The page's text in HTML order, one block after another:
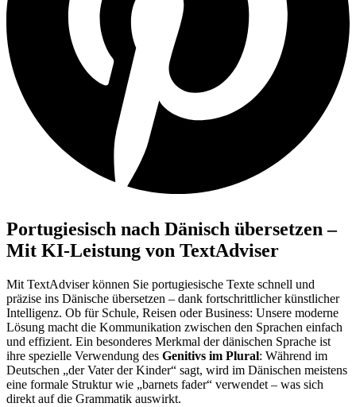
Portugiesisch nach Dänisch übersetzen –
Mit KI-Leistung von TextAdviser
Mit TextAdviser können Sie portugiesische Texte schnell und
präzise ins Dänische übersetzen – dank fortschrittlicher künstlicher
Intelligenz. Ob für Schule, Reisen oder Business: Unsere moderne
Lösung macht die Kommunikation zwischen den Sprachen einfach
und effizient. Ein besonderes Merkmal der dänischen Sprache ist
ihre spezielle Verwendung des Genitivs im Plural: Während im
Deutschen „der Vater der Kinder“ sagt, wird im Dänischen meistens
eine formale Struktur wie „barnets fader“ verwendet – was sich
direkt auf die Grammatik auswirkt.